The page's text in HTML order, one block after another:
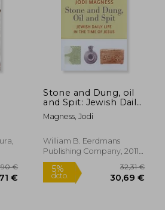
€ dcto.
Stone and Dung, oil
and Spit: Jewish Daily
Life in the Time of
Jesus (en Inglés)
Magness, Jodi
William B. Eerdmans
Publishing Company, 2011,
Tapa Blanda, Nuevo